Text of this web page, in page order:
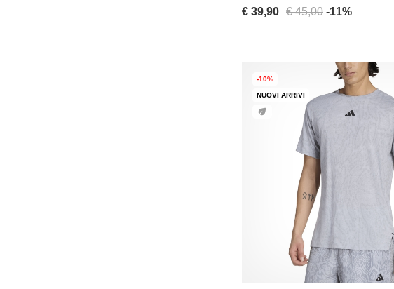
€ 39,90 € 45,00 -11%
-10%
NUOVI ARRIVI